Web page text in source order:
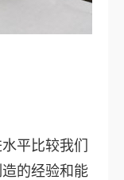
平比较我们
的经验和能